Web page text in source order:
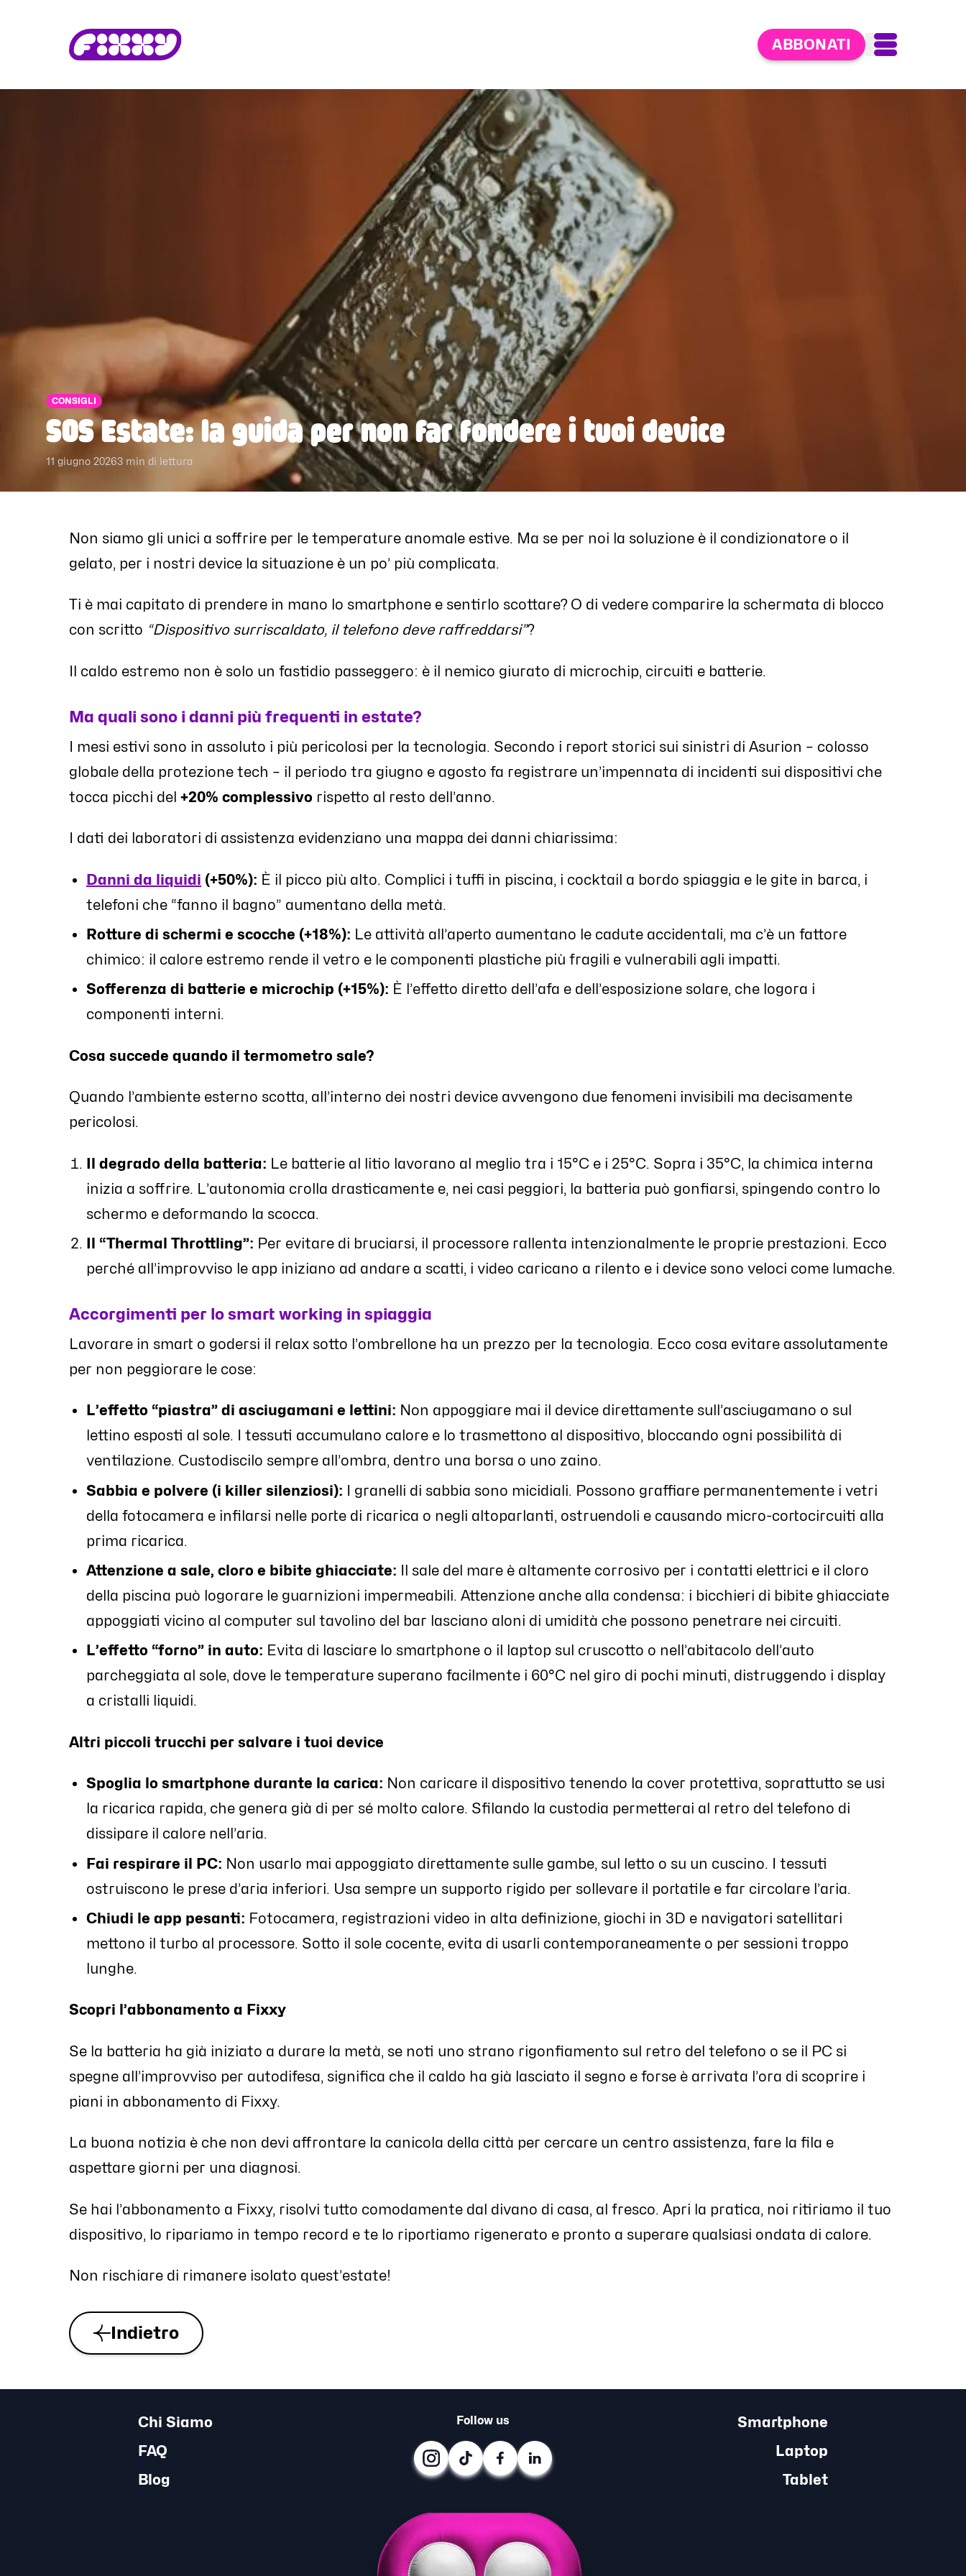
Fixxy ABBONATI
CONSIGLI
SOS Estate: la guida per non far fondere i tuoi device
11 giugno 20263 min di lettura
Non siamo gli unici a soffrire per le temperature anomale estive. Ma se per noi la soluzione è il condizionatore o il
gelato, per i nostri device la situazione è un po’ più complicata.
Ti è mai capitato di prendere in mano lo smartphone e sentirlo scottare? O di vedere comparire la schermata di blocco
con scritto “Dispositivo surriscaldato, il telefono deve raffreddarsi”?
Il caldo estremo non è solo un fastidio passeggero: è il nemico giurato di microchip, circuiti e batterie.
Ma quali sono i danni più frequenti in estate?
I mesi estivi sono in assoluto i più pericolosi per la tecnologia. Secondo i report storici sui sinistri di Asurion – colosso
globale della protezione tech – il periodo tra giugno e agosto fa registrare un’impennata di incidenti sui dispositivi che
tocca picchi del +20% complessivo rispetto al resto dell’anno.
I dati dei laboratori di assistenza evidenziano una mappa dei danni chiarissima:
Danni da liquidi (+50%): È il picco più alto. Complici i tuffi in piscina, i cocktail a bordo spiaggia e le gite in barca, i
telefoni che “fanno il bagno” aumentano della metà.
Rotture di schermi e scocche (+18%): Le attività all’aperto aumentano le cadute accidentali, ma c’è un fattore
chimico: il calore estremo rende il vetro e le componenti plastiche più fragili e vulnerabili agli impatti.
Sofferenza di batterie e microchip (+15%): È l’effetto diretto dell’afa e dell’esposizione solare, che logora i
componenti interni.
Cosa succede quando il termometro sale?
Quando l’ambiente esterno scotta, all’interno dei nostri device avvengono due fenomeni invisibili ma decisamente
pericolosi.
Il degrado della batteria: Le batterie al litio lavorano al meglio tra i 15°C e i 25°C. Sopra i 35°C, la chimica interna
inizia a soffrire. L’autonomia crolla drasticamente e, nei casi peggiori, la batteria può gonfiarsi, spingendo contro lo
schermo e deformando la scocca.
Il “Thermal Throttling”: Per evitare di bruciarsi, il processore rallenta intenzionalmente le proprie prestazioni. Ecco
perché all’improvviso le app iniziano ad andare a scatti, i video caricano a rilento e i device sono veloci come lumache.
Accorgimenti per lo smart working in spiaggia
Lavorare in smart o godersi il relax sotto l’ombrellone ha un prezzo per la tecnologia. Ecco cosa evitare assolutamente
per non peggiorare le cose:
L’effetto “piastra” di asciugamani e lettini: Non appoggiare mai il device direttamente sull’asciugamano o sul
lettino esposti al sole. I tessuti accumulano calore e lo trasmettono al dispositivo, bloccando ogni possibilità di
ventilazione. Custodiscilo sempre all’ombra, dentro una borsa o uno zaino.
Sabbia e polvere (i killer silenziosi): I granelli di sabbia sono micidiali. Possono graffiare permanentemente i vetri
della fotocamera e infilarsi nelle porte di ricarica o negli altoparlanti, ostruendoli e causando micro-cortocircuiti alla
prima ricarica.
Attenzione a sale, cloro e bibite ghiacciate: Il sale del mare è altamente corrosivo per i contatti elettrici e il cloro
della piscina può logorare le guarnizioni impermeabili. Attenzione anche alla condensa: i bicchieri di bibite ghiacciate
appoggiati vicino al computer sul tavolino del bar lasciano aloni di umidità che possono penetrare nei circuiti.
L’effetto “forno” in auto: Evita di lasciare lo smartphone o il laptop sul cruscotto o nell’abitacolo dell’auto
parcheggiata al sole, dove le temperature superano facilmente i 60°C nel giro di pochi minuti, distruggendo i display
a cristalli liquidi.
Altri piccoli trucchi per salvare i tuoi device
Spoglia lo smartphone durante la carica: Non caricare il dispositivo tenendo la cover protettiva, soprattutto se usi
la ricarica rapida, che genera già di per sé molto calore. Sfilando la custodia permetterai al retro del telefono di
dissipare il calore nell’aria.
Fai respirare il PC: Non usarlo mai appoggiato direttamente sulle gambe, sul letto o su un cuscino. I tessuti
ostruiscono le prese d’aria inferiori. Usa sempre un supporto rigido per sollevare il portatile e far circolare l’aria.
Chiudi le app pesanti: Fotocamera, registrazioni video in alta definizione, giochi in 3D e navigatori satellitari
mettono il turbo al processore. Sotto il sole cocente, evita di usarli contemporaneamente o per sessioni troppo
lunghe.
Scopri l’abbonamento a Fixxy
Se la batteria ha già iniziato a durare la metà, se noti uno strano rigonfiamento sul retro del telefono o se il PC si
spegne all’improvviso per autodifesa, significa che il caldo ha già lasciato il segno e forse è arrivata l’ora di scoprire i
piani in abbonamento di Fixxy.
La buona notizia è che non devi affrontare la canicola della città per cercare un centro assistenza, fare la fila e
aspettare giorni per una diagnosi.
Se hai l’abbonamento a Fixxy, risolvi tutto comodamente dal divano di casa, al fresco. Apri la pratica, noi ritiriamo il tuo
dispositivo, lo ripariamo in tempo record e te lo riportiamo rigenerato e pronto a superare qualsiasi ondata di calore.
Non rischiare di rimanere isolato quest’estate!
Indietro
Chi Siamo
FAQ
Blog
Follow us
Smartphone
Laptop
Tablet